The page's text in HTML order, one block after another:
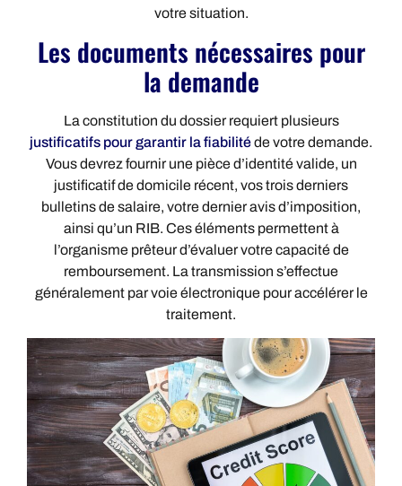
votre situation.
Les documents nécessaires pour
la demande
La constitution du dossier requiert plusieurs
justificatifs pour garantir la fiabilitéde votre demande.
Vous devrez fournir une pièce d’identité valide, un
justificatif de domicile récent, vos trois derniers
bulletins de salaire, votre dernier avis d’imposition,
ainsi qu’un RIB. Ces éléments permettent à
l’organisme prêteur d’évaluer votre capacité de
remboursement. La transmission s’effectue
généralement par voie électronique pour accélérer le
traitement.